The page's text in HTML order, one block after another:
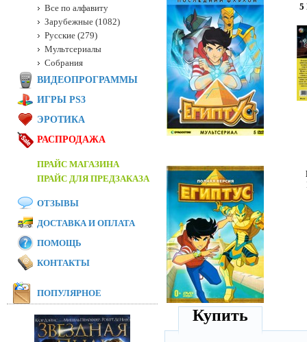
5
Купить
Все по алфавиту
Зарубежные (1082)
Русские (279)
Мультсериалы
Собрания
ВИДЕОПРОГРАММЫ
ИГРЫ PS3
ЭРОТИКА
РАСПРОДАЖА
ПРАЙС МАГАЗИНА
ПРАЙС ДЛЯ ПРЕДЗАКАЗА
ОТЗЫВЫ
ДОСТАВКА И ОПЛАТА
ПОМОЩЬ
КОНТАКТЫ
ПОПУЛЯРНОЕ